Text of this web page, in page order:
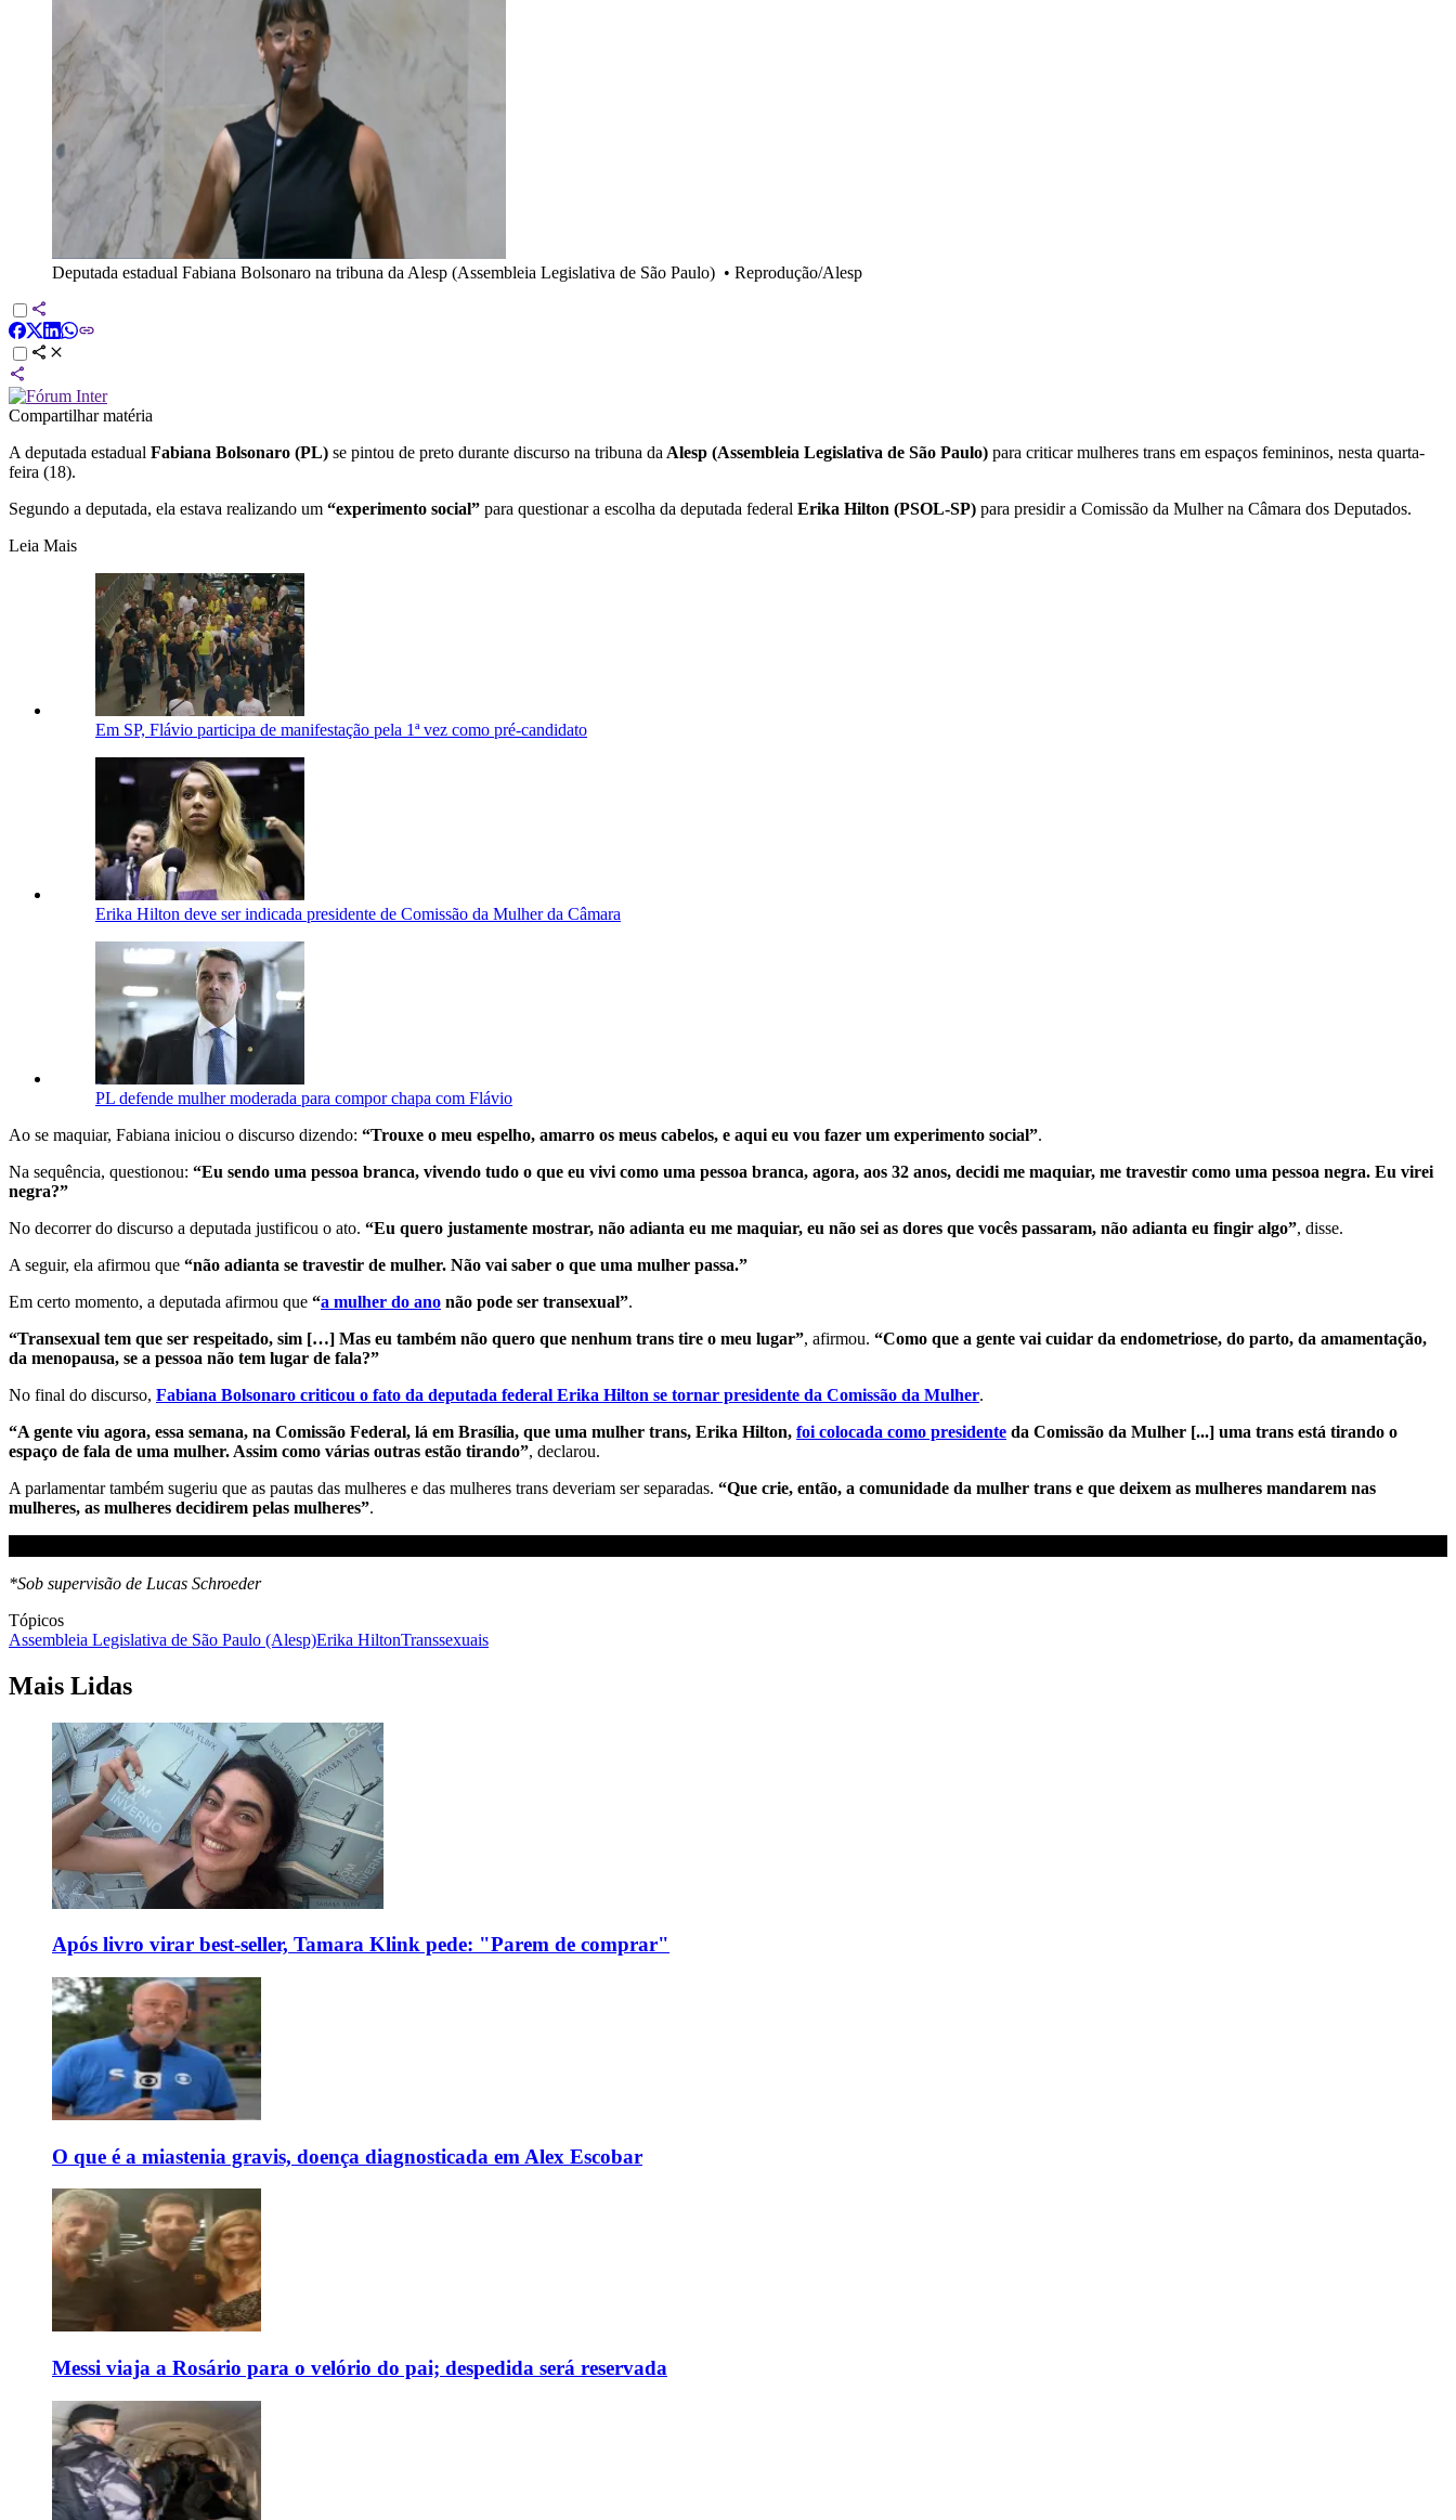
Deputada estadual Fabiana Bolsonaro na tribuna da Alesp (Assembleia Legislativa de São Paulo) • Reprodução/Alesp
Compartilhar matéria
A deputada estadual Fabiana Bolsonaro (PL) se pintou de preto durante discurso na tribuna da Alesp (Assembleia Legislativa de São Paulo) para criticar mulheres trans em espaços femininos, nesta quarta-
feira (18).
Segundo a deputada, ela estava realizando um “experimento social” para questionar a escolha da deputada federal Erika Hilton (PSOL-SP) para presidir a Comissão da Mulher na Câmara dos Deputados.
Leia Mais
Em SP, Flávio participa de manifestação pela 1ª vez como pré-candidato
Erika Hilton deve ser indicada presidente de Comissão da Mulher da Câmara
PL defende mulher moderada para compor chapa com Flávio
Ao se maquiar, Fabiana iniciou o discurso dizendo: “Trouxe o meu espelho, amarro os meus cabelos, e aqui eu vou fazer um experimento social”.
Na sequência, questionou: “Eu sendo uma pessoa branca, vivendo tudo o que eu vivi como uma pessoa branca, agora, aos 32 anos, decidi me maquiar, me travestir como uma pessoa negra. Eu virei
negra?”
No decorrer do discurso a deputada justificou o ato. “Eu quero justamente mostrar, não adianta eu me maquiar, eu não sei as dores que vocês passaram, não adianta eu fingir algo”, disse.
A seguir, ela afirmou que “não adianta se travestir de mulher. Não vai saber o que uma mulher passa.”
Em certo momento, a deputada afirmou que “a mulher do ano não pode ser transexual”.
“Transexual tem que ser respeitado, sim […] Mas eu também não quero que nenhum trans tire o meu lugar”, afirmou. “Como que a gente vai cuidar da endometriose, do parto, da amamentação,
da menopausa, se a pessoa não tem lugar de fala?”
No final do discurso, Fabiana Bolsonaro criticou o fato da deputada federal Erika Hilton se tornar presidente da Comissão da Mulher.
“A gente viu agora, essa semana, na Comissão Federal, lá em Brasília, que uma mulher trans, Erika Hilton, foi colocada como presidente da Comissão da Mulher [...] uma trans está tirando o
espaço de fala de uma mulher. Assim como várias outras estão tirando”, declarou.
A parlamentar também sugeriu que as pautas das mulheres e das mulheres trans deveriam ser separadas. “Que crie, então, a comunidade da mulher trans e que deixem as mulheres mandarem nas
mulheres, as mulheres decidirem pelas mulheres”.
*Sob supervisão de Lucas Schroeder
Tópicos
Assembleia Legislativa de São Paulo (Alesp)Erika HiltonTranssexuais
Mais Lidas
Após livro virar best-seller, Tamara Klink pede: "Parem de comprar"
O que é a miastenia gravis, doença diagnosticada em Alex Escobar
Messi viaja a Rosário para o velório do pai; despedida será reservada